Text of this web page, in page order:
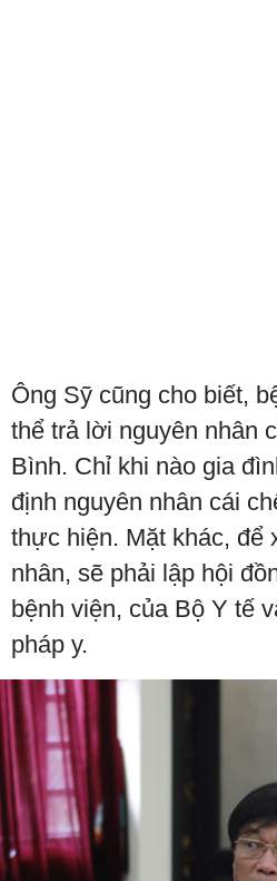
Ông Sỹ cũng cho biết,
thể trả lời nguyên nhân
Bình. Chỉ khi nào gia
định nguyên nhân cái
thực hiện. Mặt khác, để
nhân, sẽ phải lập hội
bệnh viện, của Bộ Y tế
pháp y.